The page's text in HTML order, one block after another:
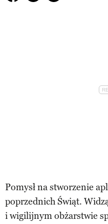
Pomysł na stworzenie
poprzednich Świąt.
i wigilijnym obżarstwie